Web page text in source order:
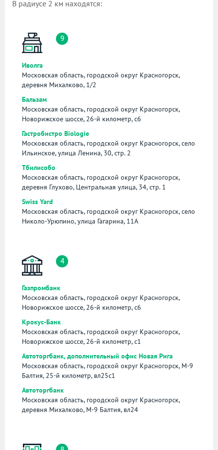
В радиусе 2 км находятся:
9
Иволга
Московская область, городской округ Красногорск,
деревня Михалково, 1/2
Бальзам
Московская область, городской округ Красногорск,
Новорижское шоссе, 26-й километр, с6
Гастробистро Biologie
Московская область, городской округ Красногорск, село
Ильинское, улица Ленина, 30, стр. 2
Тбилисобо
Московская область, городской округ Красногорск,
деревня Глухово, Центральная улица, 34, стр. 1
Swiss Yard
Московская область, городской округ Красногорск, село
Николо-Урюпино, улица Гагарина, 11А
4
Газпромбанк
Московская область, городской округ Красногорск,
Новорижское шоссе, 26-й километр, с6
Крокус-Банк
Московская область, городской округ Красногорск,
Новорижское шоссе, 26-й километр, с1
Автоторгбанк, дополнительный офис Новая Рига
Московская область, городской округ Красногорск, М-9
Балтия, 25-й километр, вл25с1
Автоторгбанк
Московская область, городской округ Красногорск,
деревня Михалково, М-9 Балтия, вл24